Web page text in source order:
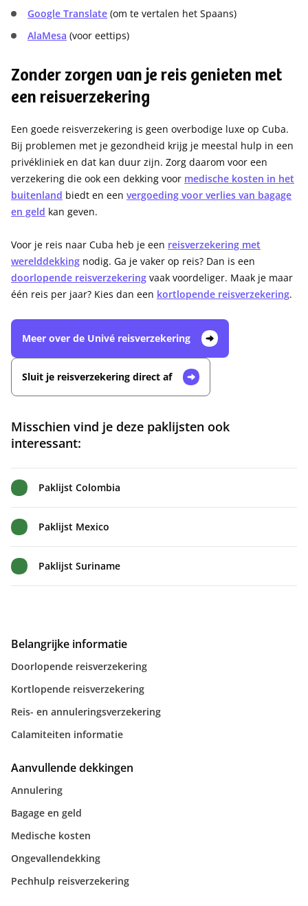
Google Translate (om te vertalen het Spaans)
AlaMesa (voor eettips)
Zonder zorgen van je reis genieten met
een reisverzekering
Een goede reisverzekering is geen overbodige luxe op Cuba.
Bij problemen met je gezondheid krijg je meestal hulp in een
privékliniek en dat kan duur zijn. Zorg daarom voor een
verzekering die ook een dekking voor medische kosten in het
buitenland biedt en een vergoeding voor verlies van bagage
en geld kan geven.
Voor je reis naar Cuba heb je een reisverzekering met
werelddekking nodig. Ga je vaker op reis? Dan is een
doorlopende reisverzekering vaak voordeliger. Maak je maar
één reis per jaar? Kies dan een kortlopende reisverzekering.
Meer over de Univé reisverzekering
Sluit je reisverzekering direct af
Misschien vind je deze paklijsten ook
interessant:
Paklijst Colombia
Paklijst Mexico
Paklijst Suriname
Belangrijke informatie
Doorlopende reisverzekering
Kortlopende reisverzekering
Reis- en annuleringsverzekering
Calamiteiten informatie
Aanvullende dekkingen
Annulering
Bagage en geld
Medische kosten
Ongevallendekking
Pechhulp reisverzekering